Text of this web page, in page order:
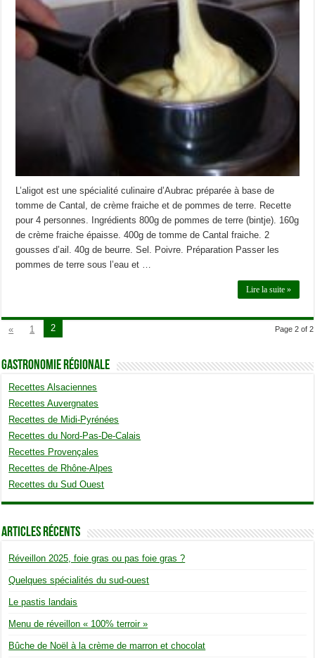
L’aligot est une spécialité culinaire d’Aubrac préparée à base de
tomme de Cantal, de crème fraiche et de pommes de terre. Recette
pour 4 personnes. Ingrédients 800g de pommes de terre (bintje). 160g
de crème fraiche épaisse. 400g de tomme de Cantal fraiche. 2
gousses d’ail. 40g de beurre. Sel. Poivre. Préparation Passer les
pommes de terre sous l’eau et …
Lire la suite »
Page 2 of 2
« 1 2
Gastronomie Régionale
Recettes Alsaciennes
Recettes Auvergnates
Recettes de Midi-Pyrénées
Recettes du Nord-Pas-De-Calais
Recettes Provençales
Recettes de Rhône-Alpes
Recettes du Sud Ouest
Articles Récents
Réveillon 2025, foie gras ou pas foie gras ?
Quelques spécialités du sud-ouest
Le pastis landais
Menu de réveillon « 100% terroir »
Bûche de Noël à la crème de marron et chocolat